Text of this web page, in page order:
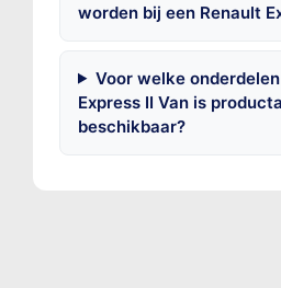
worden bij een Renault
Voor welke
Express II Van is
beschikbaar?